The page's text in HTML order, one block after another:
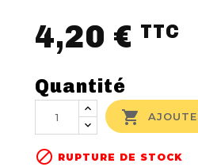
4,20 € TTC
Quantité

 RUPTURE DE STOCK